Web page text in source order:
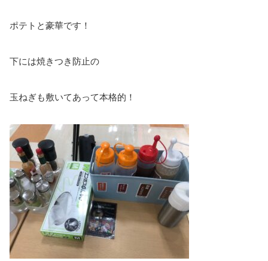
ポテトと豪華です！
下には焼きつき防止の
玉ねぎも敷いてあって本格的！